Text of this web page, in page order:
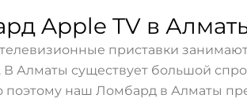
Apple TV в
приставки
Алматы существует большой
наш Ломбард в Алматы